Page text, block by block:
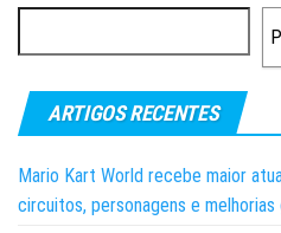
ARTIGOS RECENTES
Mario Kart World recebe maior
circuitos, personagens e melhorias